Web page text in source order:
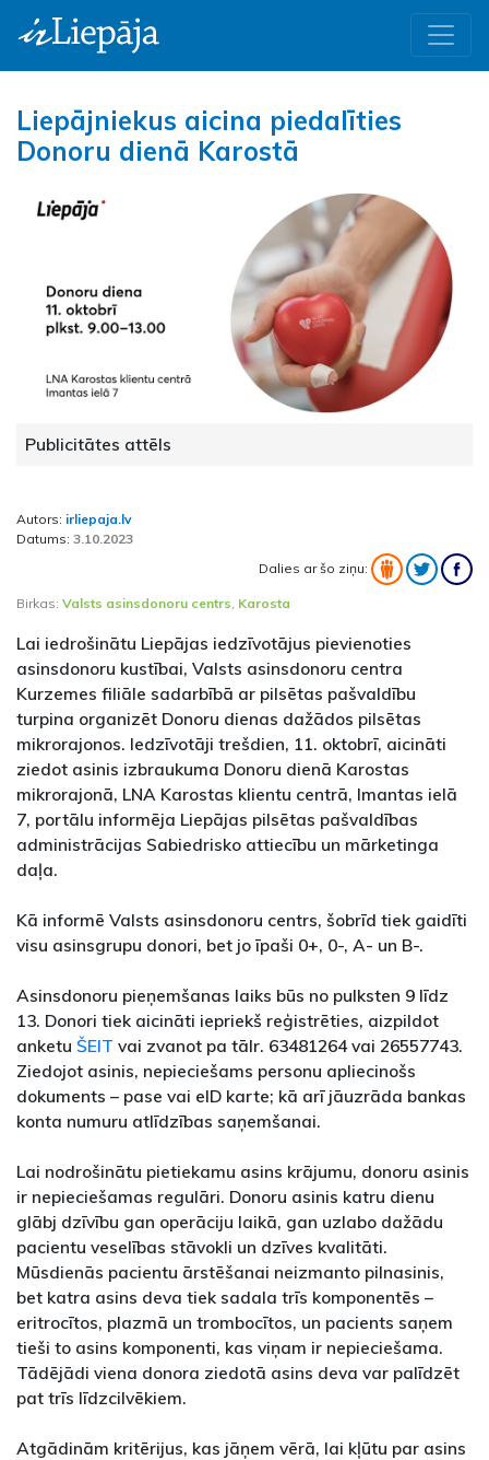
Liepājniekus aicina piedalīties
Donoru dienā Karostā
Publicitātes attēls
Autors: irliepaja.lv
Datums: 3.10.2023
Dalies ar šo ziņu:
Birkas: Valsts asinsdonoru centrs Karosta
Lai iedrošinātu Liepājas iedzīvotājus pievienoties
asinsdonoru kustībai, Valsts asinsdonoru centra
Kurzemes filiāle sadarbībā ar pilsētas pašvaldību
turpina organizēt Donoru dienas dažādos pilsētas
mikrorajonos. Iedzīvotāji trešdien, 11. oktobrī, aicināti
ziedot asinis izbraukuma Donoru dienā Karostas
mikrorajonā, LNA Karostas klientu centrā, Imantas ielā
7, portālu informēja Liepājas pilsētas pašvaldības
administrācijas Sabiedrisko attiecību un mārketinga
daļa.
Kā informē Valsts asinsdonoru centrs, šobrīd tiek gaidīti
visu asinsgrupu donori, bet jo īpaši 0+, 0-, A- un B-.
Asinsdonoru pieņemšanas laiks būs no pulksten 9 līdz
13. Donori tiek aicināti iepriekš reģistrēties, aizpildot
anketu ŠEIT vai zvanot pa tālr. 63481264 vai 26557743.
Ziedojot asinis, nepieciešams personu apliecinošs
dokuments – pase vai eID karte; kā arī jāuzrāda bankas
konta numuru atlīdzības saņemšanai.
Lai nodrošinātu pietiekamu asins krājumu, donoru asinis
ir nepieciešamas regulāri. Donoru asinis katru dienu
glābj dzīvību gan operāciju laikā, gan uzlabo dažādu
pacientu veselības stāvokli un dzīves kvalitāti.
Mūsdienās pacientu ārstēšanai neizmanto pilnasinis,
bet katra asins deva tiek sadala trīs komponentēs –
eritrocītos, plazmā un trombocītos, un pacients saņem
tieši to asins komponenti, kas viņam ir nepieciešama.
Tādējādi viena donora ziedotā asins deva var palīdzēt
pat trīs līdzcilvēkiem.
Atgādinām kritērijus, kas jāņem vērā, lai kļūtu par asins